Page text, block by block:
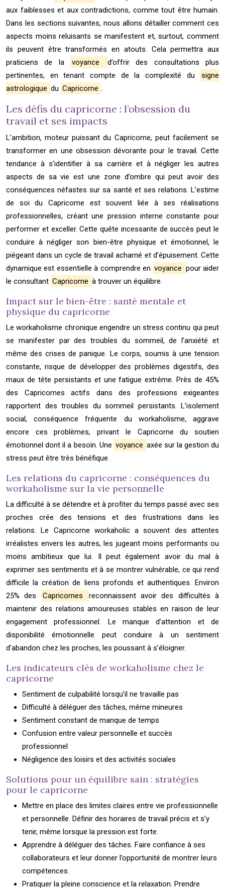
aux faiblesses et aux contradictions, comme tout être humain.
Dans les sections suivantes, nous allons détailler comment ces
aspects moins reluisants se manifestent et, surtout, comment
ils peuvent être transformés en atouts. Cela permettra aux
praticiens de la
voyance
d’offrir des consultations plus
pertinentes, en tenant compte de la complexité du
signe
astrologique du Capricorne .
Les défis du capricorne : l’obsession du
travail et ses impacts
L’ambition, moteur puissant du Capricorne, peut facilement se
transformer en une obsession dévorante pour le travail. Cette
tendance à s’identifier à sa carrière et à négliger les autres
aspects de sa vie est une zone d’ombre qui peut avoir des
conséquences néfastes sur sa santé et ses relations. L’estime
de soi du Capricorne est souvent liée à ses réalisations
professionnelles, créant une pression interne constante pour
performer et exceller. Cette quête incessante de succès peut le
conduire à négliger son bien-être physique et émotionnel, le
piégeant dans un cycle de travail acharné et d’épuisement. Cette
dynamique est essentielle à comprendre en voyance pour aider
le consultant Capricorne à trouver un équilibre.
Impact sur le bien-être : santé mentale et
physique du capricorne
Le workaholisme chronique engendre un stress continu qui peut
se manifester par des troubles du sommeil, de l’anxiété et
même des crises de panique. Le corps, soumis à une tension
constante, risque de développer des problèmes digestifs, des
maux de tête persistants et une fatigue extrême. Près de 45%
des Capricornes actifs dans des professions exigeantes
rapportent des troubles du sommeil persistants. L’isolement
social, conséquence fréquente du workaholisme, aggrave
encore ces problèmes, privant le Capricorne du soutien
émotionnel dont il a besoin. Une voyance axée sur la gestion du
stress peut être très bénéfique.
Les relations du capricorne : conséquences du
workaholisme sur la vie personnelle
La difficulté à se détendre et à profiter du temps passé avec ses
proches crée des tensions et des frustrations dans les
relations. Le Capricorne workaholic a souvent des attentes
irréalistes envers les autres, les jugeant moins performants ou
moins ambitieux que lui. Il peut également avoir du mal à
exprimer ses sentiments et à se montrer vulnérable, ce qui rend
difficile la création de liens profonds et authentiques. Environ
25% des
Capricornes
reconnaissent avoir des difficultés à
maintenir des relations amoureuses stables en raison de leur
engagement professionnel. Le manque d’attention et de
disponibilité émotionnelle peut conduire à un sentiment
d’abandon chez les proches, les poussant à s’éloigner.
Les indicateurs clés de workaholisme chez le
capricorne
Sentiment de culpabilité lorsqu’il ne travaille pas
Difficulté à déléguer des tâches, même mineures
Sentiment constant de manque de temps
Confusion entre valeur personnelle et succès
professionnel
Négligence des loisirs et des activités sociales
Solutions pour un équilibre sain : stratégies
pour le capricorne
Mettre en place des limites claires entre vie professionnelle
et personnelle. Définir des horaires de travail précis et s’y
tenir, même lorsque la pression est forte.
Apprendre à déléguer des tâches. Faire confiance à ses
collaborateurs et leur donner l’opportunité de montrer leurs
compétences.
Pratiquer la pleine conscience et la relaxation. Prendre